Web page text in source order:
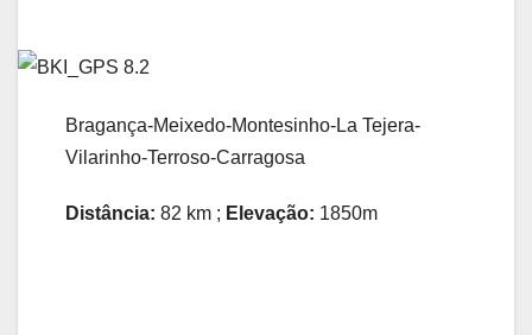
Bragança-Meixedo-Montesinho-La Tejera-
Vilarinho-Terroso-Carragosa
Distância: 82 km ; Elevação: 1850m